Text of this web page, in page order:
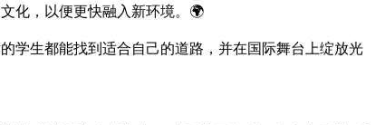
化，以便更快融入新环境。🌍
学生都能找到适合自己的道路，并在国际舞台上绽放光